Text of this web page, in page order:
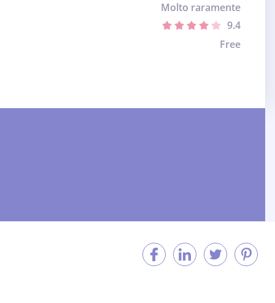
Molto raramente
9.4
Free